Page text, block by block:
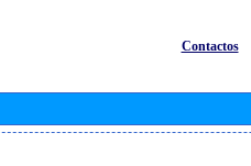
Contactos